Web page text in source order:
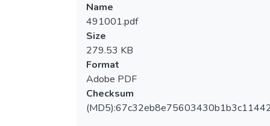
Name
491001.pdf
Size
279.53 KB
Format
Adobe PDF
Checksum